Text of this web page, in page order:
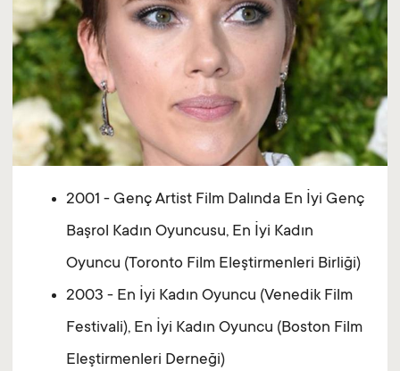
2001 - Genç Artist Film Dalında En İyi Genç
Başrol Kadın Oyuncusu, En İyi Kadın
Oyuncu (Toronto Film Eleştirmenleri Birliği)
2003 - En İyi Kadın Oyuncu (Venedik Film
Festivali), En İyi Kadın Oyuncu (Boston Film
Eleştirmenleri Derneği)